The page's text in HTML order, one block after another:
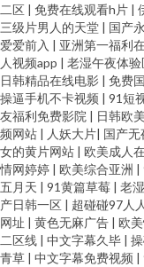
二区 | 免费在线观看h片 |
三级片男人的天堂 | 国产
爱爱前入 | 亚洲第一福利
人视频app | 老湿午夜体验
日韩精品在线电影 | 免费
操逼手机不卡视频 | 91短
友福利免费影院 | 日韩欧
频网站 | 人妖大片| 国产无
女的黄片网站 | 欧美成人
情网婷婷 | 欧美综合亚洲 |
五月天 | 91黄篇草莓 | 老
产日韩一区 | 超碰碰97人
网址 | 黄色无麻广告 | 欧
二区线 | 中文字幕久毕 |
青草 | 中文字幕免费视频 |